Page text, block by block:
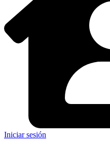
Iniciar sesión